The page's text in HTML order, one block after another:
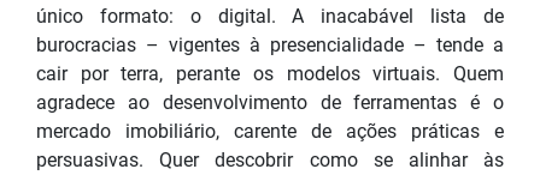
único formato: o digital. A inacabável lista de
burocracias – vigentes à presencialidade – tende a
cair por terra, perante os modelos virtuais. Quem
agradece ao desenvolvimento de ferramentas é o
mercado imobiliário, carente de ações práticas e
persuasivas. Quer descobrir como se alinhar às